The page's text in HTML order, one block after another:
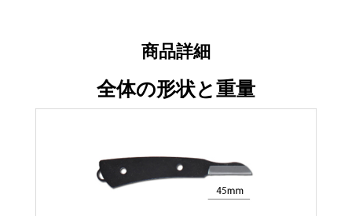
商品詳細
全体の形状と重量